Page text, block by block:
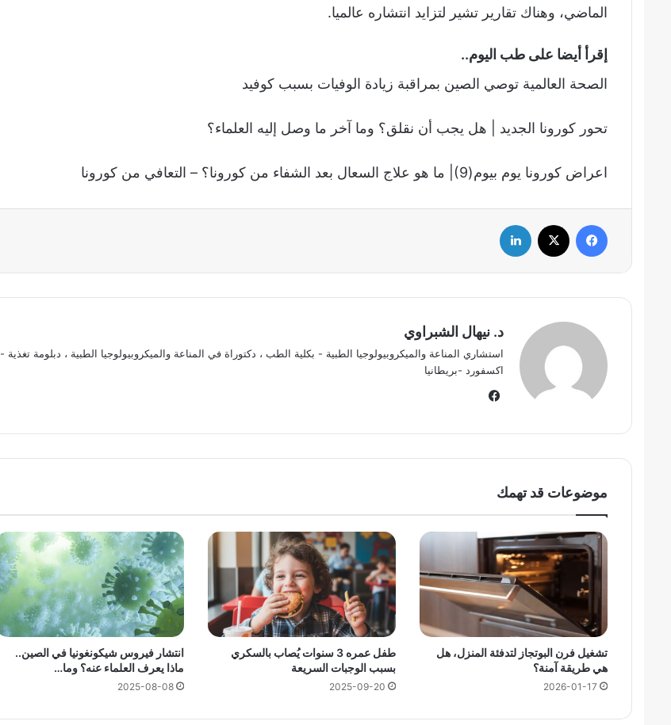
الماضي، وهناك تقارير تشير لتزايد انتشاره عالميا.
إقرأ أيضا على طب اليوم..
الصحة العالمية توصي الصين بمراقبة زيادة الوفيات بسبب كوفيد
تحور كورونا الجديد | هل يجب أن نقلق؟ وما آخر ما وصل إليه العلماء؟
اعراض كورونا يوم بيوم(9)| ما هو علاج السعال بعد الشفاء من كورونا؟ – التعافي من كورونا
د. نيهال الشبراوي
استشاري المناعة والميكروبيولوجيا الطبية - بكلية الطب ، دكتوراة في المناعة والميكروبيولوجيا الطبية ، دبلومة تغذية -
اكسفورد -بريطانيا
وك
موضوعات قد تهمك
تشغيل فرن البوتجاز لتدفئة المنزل، هل
هي طريقة آمنة؟
2026-01-17
طفل عمره 3 سنوات يُصاب بالسكري
بسبب الوجبات السريعة
2025-09-20
انتشار فيروس شيكونغونيا في الصين..
ماذا يعرف العلماء عنه؟ وما…
2025-08-08